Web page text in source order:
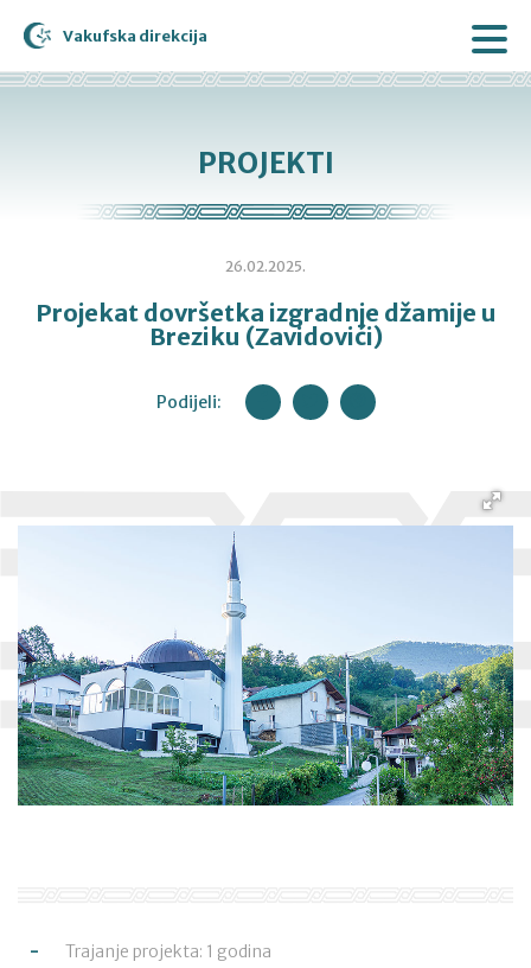
Vakufska direkcija
PROJEKTI
26.02.2025.
Projekat dovršetka izgradnje džamije u
Breziku (Zavidovići)
Podijeli:
Trajanje projekta: 1 godina